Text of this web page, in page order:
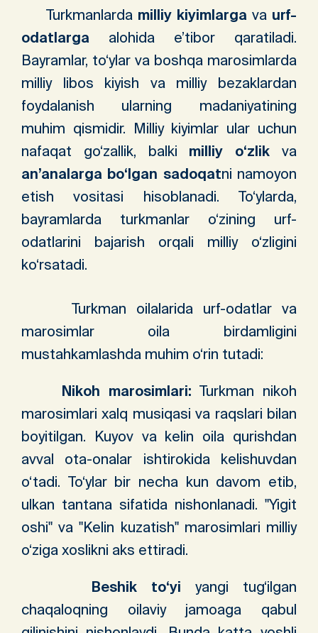
Turkmanlarda milliy kiyimlarga va urf-
odatlarga alohida e’tibor qaratiladi.
Bayramlar, to‘ylar va boshqa marosimlarda
milliy libos kiyish va milliy bezaklardan
foydalanish ularning madaniyatining
muhim qismidir. Milliy kiyimlar ular uchun
nafaqat go‘zallik, balki milliy o‘zlik va
an’analarga bo‘lgan sadoqatni namoyon
etish vositasi hisoblanadi. To‘ylarda,
bayramlarda turkmanlar o‘zining urf-
odatlarini bajarish orqali milliy o‘zligini
ko‘rsatadi.
Turkman oilalarida urf-odatlar va
marosimlar oila birdamligini
mustahkamlashda muhim o‘rin tutadi:
Nikoh marosimlari: Turkman nikoh
marosimlari xalq musiqasi va raqslari bilan
boyitilgan. Kuyov va kelin oila qurishdan
avval ota-onalar ishtirokida kelishuvdan
o‘tadi. To‘ylar bir necha kun davom etib,
ulkan tantana sifatida nishonlanadi. "Yigit
oshi" va "Kelin kuzatish" marosimlari milliy
o‘ziga xoslikni aks ettiradi.
Beshik to‘yi yangi tug‘ilgan
chaqaloqning oilaviy jamoaga qabul